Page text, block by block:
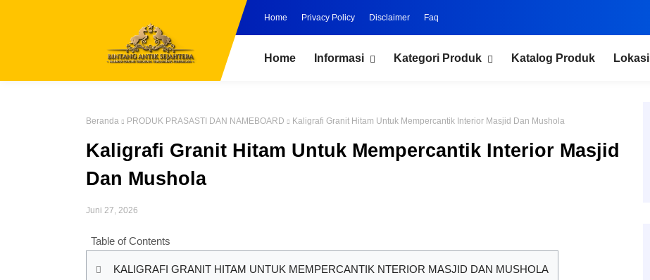
Home Privacy Policy Disclaimer Faq
Home Informasi Kategori Produk Katalog Produk Lokasi
Beranda PRODUK PRASASTI DAN NAMEBOARD Kaligrafi Granit Hitam Untuk Mempercantik Interior Masjid Dan Mushola
Kaligrafi Granit Hitam Untuk Mempercantik Interior Masjid
Dan Mushola
Juni 27, 2026
Table of Contents
KALIGRAFI GRANIT HITAM UNTUK MEMPERCANTIK NTERIOR MASJID DAN MUSHOLA